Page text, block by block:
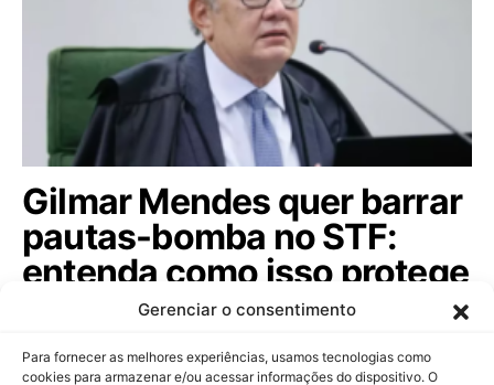
Gerenciar o consentimento
Para fornecer as melhores experiências, usamos tecnologias como
cookies para armazenar e/ou acessar informações do dispositivo. O
Gilmar Mendes quer barrar
pautas-bomba no STF:
entenda como isso protege
o seu bolso hoje!
O ministro do Supremo Tribunal Federal propôs uma
súmula para impedir que o Congresso…